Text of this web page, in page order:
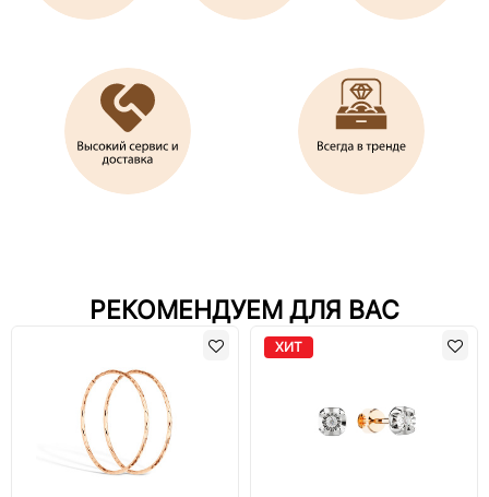
РЕКОМЕНДУЕМ ДЛЯ ВАС
ХИТ